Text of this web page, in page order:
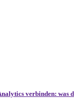
verbinden: was